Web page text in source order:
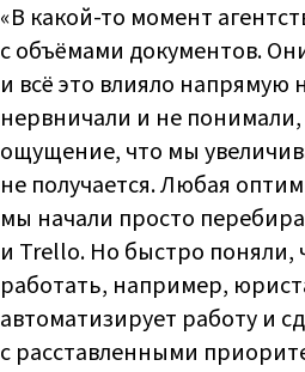
«В какой-то момент
с объёмами документов.
и всё это влияло
нервничали и не
ощущение, что мы
не получается. Любая
мы начали просто
и Trello. Но быстро
работать, например,
автоматизирует работу и
с расставленными